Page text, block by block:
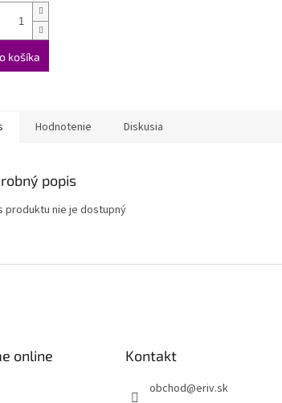
košíka
Hodnotenie Diskusia
popis
produktu nie je dostupný
online
Kontakt
obchod@eriv.sk